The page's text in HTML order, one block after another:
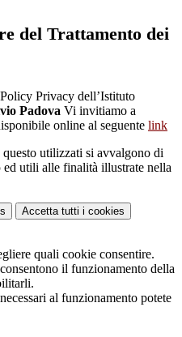
del Trattamento dei
Privacy dell’Istituto
Padova Vi invitiamo a
online al seguente link
utilizzati si avvalgono di
ed utili alle finalità illustrate nella
Accetta tutti i cookies
quali cookie consentire.
il funzionamento della
al funzionamento potete